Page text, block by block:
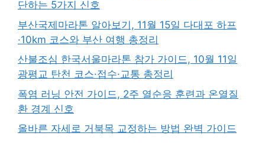
단하는 5가지 신호
부산국제마라톤 알아보기, 11월 15일 다대포 하프
·10km 코스와 부산 여행 총정리
산불조심 한국서울마라톤 참가 가이드, 10월 11일
광평교 탄천 코스·접수·교통 총정리
폭염 러닝 안전 가이드, 2주 열순응 훈련과 온열질
환 경계 신호
올바른 자세로 거북목 교정하는 방법 완벽 가이드